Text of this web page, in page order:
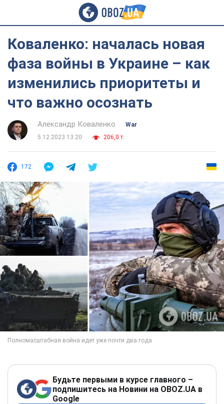
Коваленко: началась новая
фаза войны в Украине – как
изменились приоритеты и
что важно осознать
Александр Коваленко
War
5.12.2023 13:20
206,0 т.
172
Будьте первыми в курсе главного –
подпишитесь на Новини на OBOZ.UA в
Google